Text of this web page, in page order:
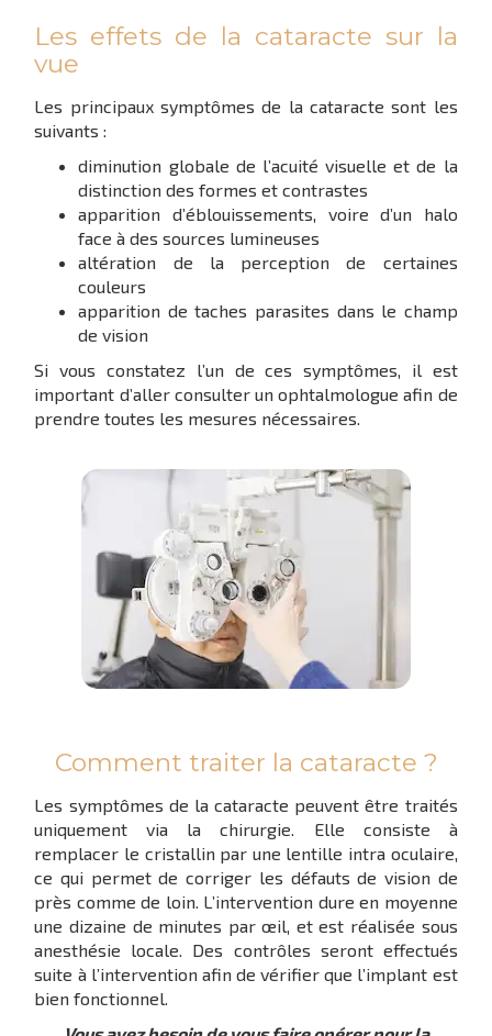
Les effets de la cataracte sur la
vue
Les principaux symptômes de la cataracte sont les
suivants :
diminution globale de l’acuité visuelle et de la
distinction des formes et contrastes
apparition d’éblouissements, voire d’un halo
face à des sources lumineuses
altération de la perception de certaines
couleurs
apparition de taches parasites dans le champ
de vision
Si vous constatez l’un de ces symptômes, il est
important d’aller consulter un ophtalmologue afin de
prendre toutes les mesures nécessaires.
Comment traiter la cataracte ?
Les symptômes de la cataracte peuvent être traités
uniquement via la chirurgie. Elle consiste à
remplacer le cristallin par une lentille intra oculaire,
ce qui permet de corriger les défauts de vision de
près comme de loin. L’intervention dure en moyenne
une dizaine de minutes par œil, et est réalisée sous
anesthésie locale. Des contrôles seront effectués
suite à l’intervention afin de vérifier que l’implant est
bien fonctionnel.